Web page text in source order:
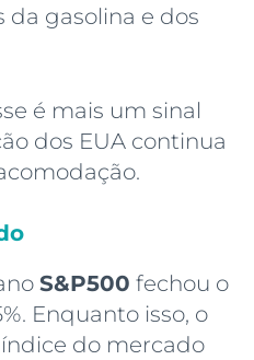
da gasolina e dos
é mais um sinal
dos EUA continua
S&P500 fechou o
Enquanto isso, o
do mercado